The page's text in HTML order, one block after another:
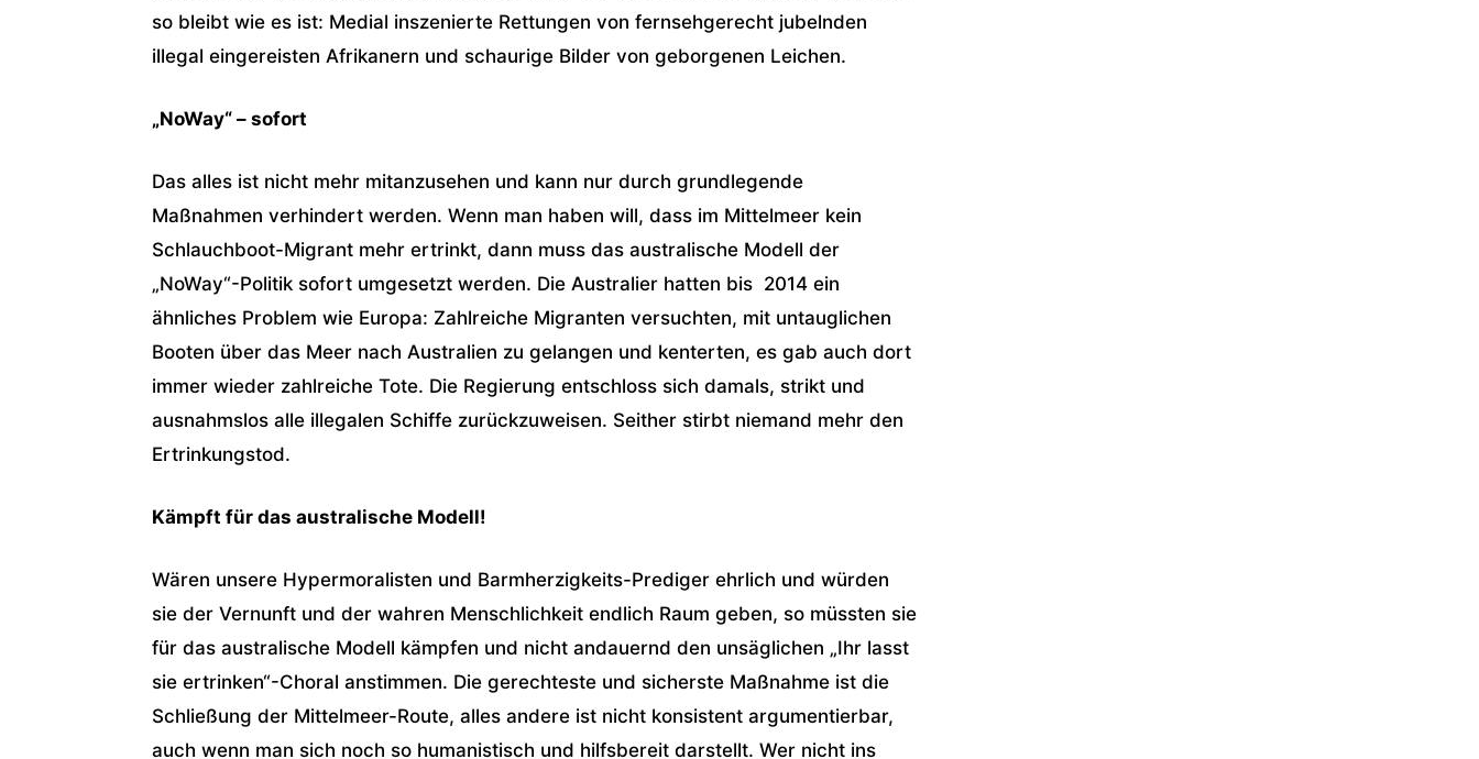
so bleibt wie es ist: Medial inszenierte Rettungen von fernsehgerecht jubelnden
illegal eingereisten Afrikanern und schaurige Bilder von geborgenen Leichen.
„NoWay“ – sofort
Das alles ist nicht mehr mitanzusehen und kann nur durch grundlegende
Maßnahmen verhindert werden. Wenn man haben will, dass im Mittelmeer kein
Schlauchboot-Migrant mehr ertrinkt, dann muss das australische Modell der
„NoWay“-Politik sofort umgesetzt werden. Die Australier hatten bis 2014 ein
ähnliches Problem wie Europa: Zahlreiche Migranten versuchten, mit untauglichen
Booten über das Meer nach Australien zu gelangen und kenterten, es gab auch dort
immer wieder zahlreiche Tote. Die Regierung entschloss sich damals, strikt und
ausnahmslos alle illegalen Schiffe zurückzuweisen. Seither stirbt niemand mehr den
Ertrinkungstod.
Kämpft für das australische Modell!
Wären unsere Hypermoralisten und Barmherzigkeits-Prediger ehrlich und würden
sie der Vernunft und der wahren Menschlichkeit endlich Raum geben, so müssten sie
für das australische Modell kämpfen und nicht andauernd den unsäglichen „Ihr lasst
sie ertrinken“-Choral anstimmen. Die gerechteste und sicherste Maßnahme ist die
Schließung der Mittelmeer-Route, alles andere ist nicht konsistent argumentierbar,
auch wenn man sich noch so humanistisch und hilfsbereit darstellt. Wer nicht ins